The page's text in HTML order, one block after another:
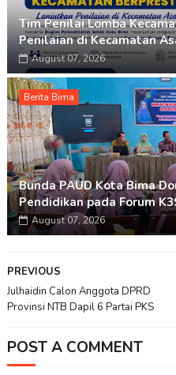
Tim Penilai Lomba
Penilaian di Kecamatan
August 07, 2026
Berita Bima
Bunda PAUD Kota Bima
Pendidikan pada Forum
August 07, 2026
PREVIOUS
Julhaidin Calon Anggota DPRD
Provinsi NTB Dapil 6 Partai PKS
POST A COMMENT